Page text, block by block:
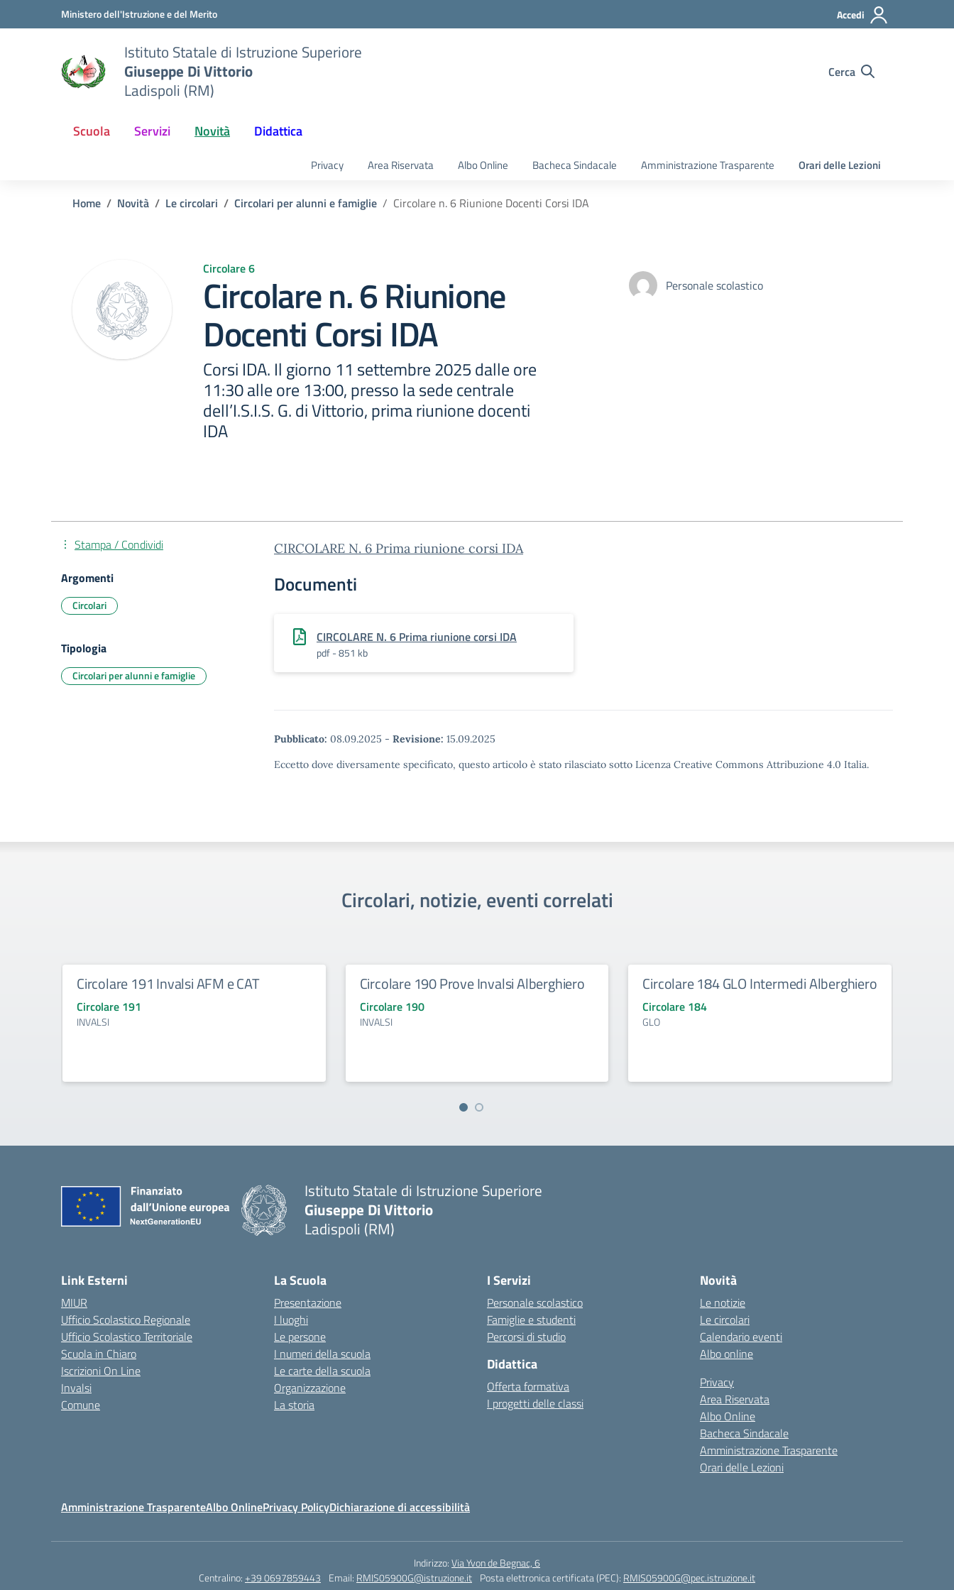
Vai ai contenuti
Vai al menu di navigazioneMinistero dell'Istruzione e del Merito Accedi
Istituto Statale di Istruzione Superiore
Giuseppe Di Vittorio
Ladispoli (RM)
Cerca
Scuola Servizi Novità Didattica
Privacy Area Riservata Albo Online Bacheca Sindacale Amministrazione Trasparente Orari delle Lezioni
Home Novità Le circolari Circolari per alunni e famiglie Circolare n. 6 Riunione Docenti Corsi IDA
Circolare 6
Circolare n. 6 Riunione
Docenti Corsi IDA
Corsi IDA. Il giorno 11 settembre 2025 dalle ore
11:30 alle ore 13:00, presso la sede centrale
dell’I.S.I.S. G. di Vittorio, prima riunione docenti
IDA
Personale scolastico
CIRCOLARE N. 6 Prima riunione corsi IDA
Documenti
CIRCOLARE N. 6 Prima riunione corsi IDA
pdf - 851 kb
Pubblicato: 08.09.2025 - Revisione: 15.09.2025
Eccetto dove diversamente specificato, questo articolo è stato rilasciato sotto Licenza Creative Commons Attribuzione 4.0 Italia.
Stampa / Condividi
Argomenti
Circolari
Tipologia
Circolari per alunni e famiglie
Circolari, notizie, eventi correlati
Circolare 191 Invalsi AFM e CAT
Circolare 191
INVALSI
Circolare 190 Prove Invalsi Alberghiero
Circolare 190
INVALSI
Circolare 184 GLO Intermedi Alberghiero
Circolare 184
GLO
Istituto Statale di Istruzione Superiore
Giuseppe Di Vittorio
Ladispoli (RM)
Link Esterni
MIUR
Ufficio Scolastico Regionale
Ufficio Scolastico Territoriale
Scuola in Chiaro
Iscrizioni On Line
Invalsi
Comune
La Scuola
Presentazione
I luoghi
Le persone
I numeri della scuola
Le carte della scuola
Organizzazione
La storia
I Servizi
Personale scolastico
Famiglie e studenti
Percorsi di studio
Didattica
Offerta formativa
I progetti delle classi
Novità
Le notizie
Le circolari
Calendario eventi
Albo online
Privacy
Area Riservata
Albo Online
Bacheca Sindacale
Amministrazione Trasparente
Orari delle Lezioni
Amministrazione TrasparenteAlbo OnlinePrivacy PolicyDichiarazione di accessibilità
Indirizzo:Via Yvon de Begnac, 6
Centralino:+39 0697859443 Email: RMIS05900G@istruzione.it Posta elettronica certificata (PEC): RMIS05900G@pec.istruzione.it